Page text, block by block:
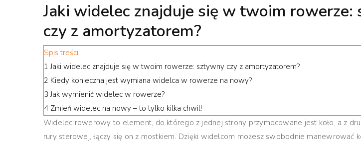
Jaki widelec znajduje się w twoim rowerze:
czy z amortyzatorem?
Spis treści
1 Jaki widelec znajduje się w twoim rowerze: sztywny czy z amortyzatorem?
2 Kiedy konieczna jest wymiana widelca w rowerze na nowy?
3 Jak wymienić widelec w rowerze?
4 Zmień widelec na nowy – to tylko kilka chwil!
Widelec rowerowy to element, do którego z jednej strony przymocowane jest koło, a z
rury sterowej, łączy się on z mostkiem. Dzięki widelcom możesz swobodnie manewrować